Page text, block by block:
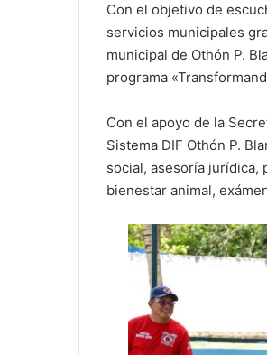
Con el objetivo de
servicios municipales
municipal de Othón P.
programa
Con el apoyo de la
Sistema DIF Othón P.
social, asesoría jurídica,
bienestar animal,